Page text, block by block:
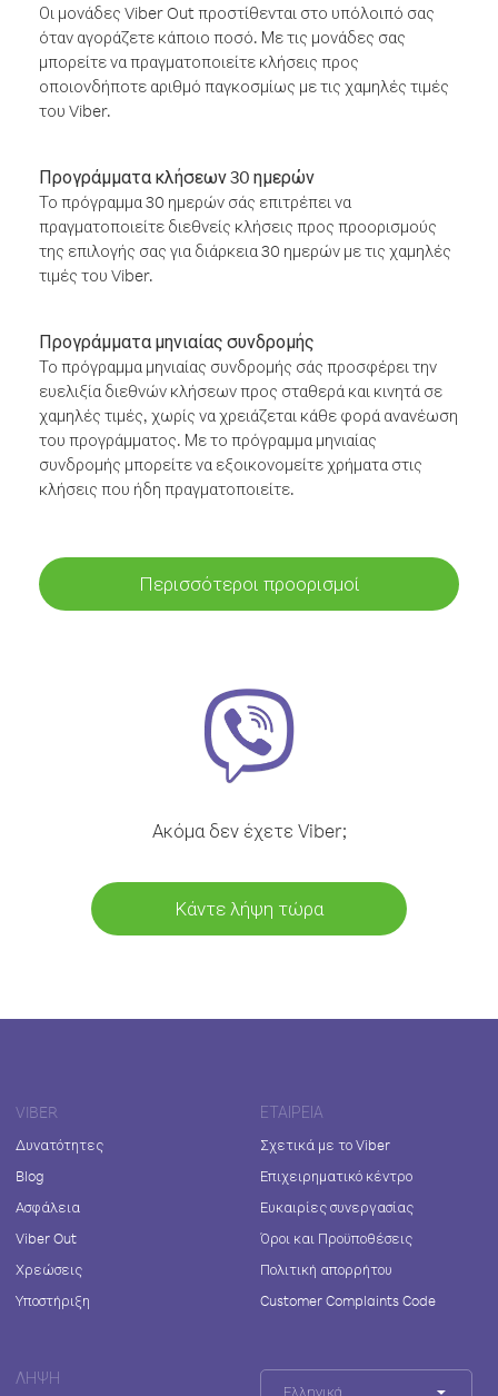
Οι μονάδες Viber Out προστίθενται στο υπόλοιπό σας
όταν αγοράζετε κάποιο ποσό. Με τις μονάδες σας
μπορείτε να πραγματοποιείτε κλήσεις προς
οποιονδήποτε αριθμό παγκοσμίως με τις χαμηλές τιμές
του Viber.
Προγράμματα κλήσεων 30 ημερών
Το πρόγραμμα 30 ημερών σάς επιτρέπει να
πραγματοποιείτε διεθνείς κλήσεις προς προορισμούς
της επιλογής σας για διάρκεια 30 ημερών με τις χαμηλές
τιμές του Viber.
Προγράμματα μηνιαίας συνδρομής
Το πρόγραμμα μηνιαίας συνδρομής σάς προσφέρει την
ευελιξία διεθνών κλήσεων προς σταθερά και κινητά σε
χαμηλές τιμές, χωρίς να χρειάζεται κάθε φορά ανανέωση
του προγράμματος. Με το πρόγραμμα μηνιαίας
συνδρομής μπορείτε να εξοικονομείτε χρήματα στις
κλήσεις που ήδη πραγματοποιείτε.
Περισσότεροι προορισμοί
Ακόμα δεν έχετε Viber;
Κάντε λήψη τώρα
VIBER
Δυνατότητες
Blog
Ασφάλεια
Viber Out
Χρεώσεις
Υποστήριξη
ΕΤΑΙΡΕΊΑ
Σχετικά με το Viber
Επιχειρηματικό κέντρο
Ευκαιρίες συνεργασίας
Όροι και Προϋποθέσεις
Πολιτική απορρήτου
Customer Complaints Code
ΛΉΨΗ
Ελληνικά